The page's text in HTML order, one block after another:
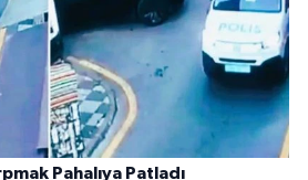
Pahalıya Patladı